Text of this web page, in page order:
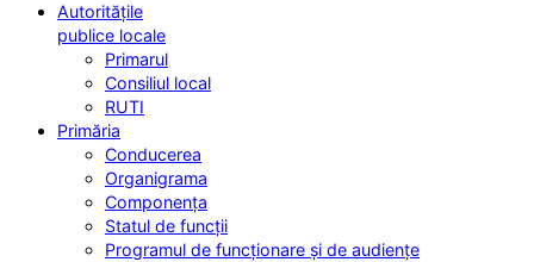
Autoritățile
publice locale
Primarul
Consiliul local
RUTI
Primăria
Conducerea
Organigrama
Componența
Statul de funcții
Programul de funcționare și de audiențe